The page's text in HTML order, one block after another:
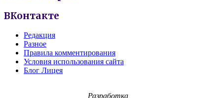
ВКонтакте
Редакция
Разное
Правила комментирования
Условия использования сайта
Блог Лицея
Разработка